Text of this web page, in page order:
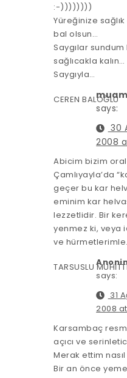
:-))))))))
Yüreğinize
bal olsun…
Saygılar
sağlıcakla kalın…
Saygıyla…
CEREN BALOĞLU
says:
30
2008
Abicim bizim
Çamlıyayla’da
geçer bu kar
eminim kar
lezzetlidir. Bir
yenmez ki, veya
ve
TARSUSLU
says:
31
2008
Karsambaç
açıcı ve
Merak ettim
Bir an önce